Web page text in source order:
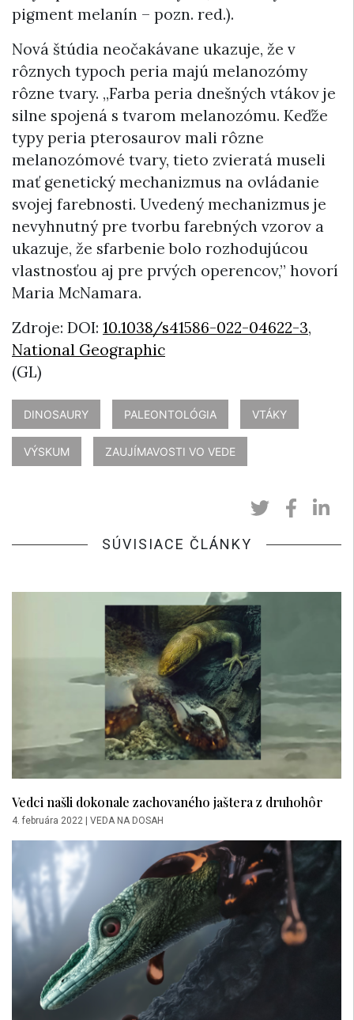
pigment melanín – pozn. red.).
Nová štúdia neočakávane ukazuje, že v
rôznych typoch peria majú melanozómy
rôzne tvary. „Farba peria dnešných vtákov je
silne spojená s tvarom melanozómu. Keďže
typy peria pterosaurov mali rôzne
melanozómové tvary, tieto zvieratá museli
mať genetický mechanizmus na ovládanie
svojej farebnosti. Uvedený mechanizmus je
nevyhnutný pre tvorbu farebných vzorov a
ukazuje, že sfarbenie bolo rozhodujúcou
vlastnosťou aj pre prvých operencov,” hovorí
Maria McNamara.
Zdroje: DOI: 10.1038/s41586-022-04622-3,
National Geographic
(GL)
DINOSAURY PALEONTOLÓGIA VTÁKY
VÝSKUM ZAUJÍMAVOSTI VO VEDE
SÚVISIACE ČLÁNKY
Vedci našli dokonale zachovaného jaštera z druhohôr
4. februára 2022 | VEDA NA DOSAH